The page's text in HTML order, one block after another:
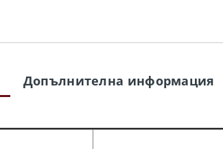
Допълнителна информация